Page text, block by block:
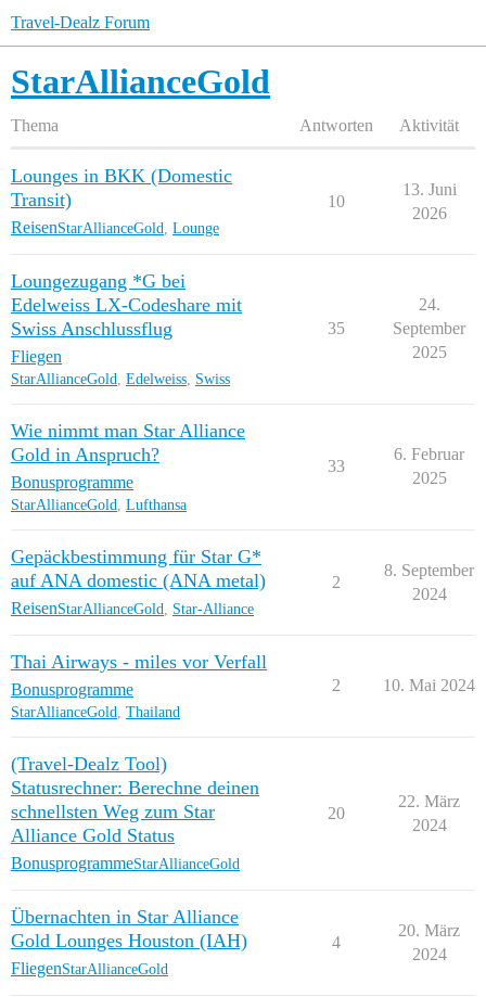
Travel-Dealz Forum
StarAllianceGold
Thema Antworten Aktivität
Lounges in BKK (Domestic
Transit)
ReisenStarAllianceGold Lounge
10
13. Juni
2026
Loungezugang *G bei
Edelweiss LX-Codeshare mit
Swiss Anschlussflug
Fliegen
StarAllianceGold, Edelweiss, Swiss
35
24.
September
2025
Wie nimmt man Star Alliance
Gold in Anspruch?
Bonusprogramme
StarAllianceGold, Lufthansa
33
6. Februar
2025
Gepäckbestimmung für Star G*
auf ANA domestic (ANA metal)
ReisenStarAllianceGold Star-Alliance
2
8. September
2024
Thai Airways - miles vor Verfall
Bonusprogramme
StarAllianceGold, Thailand
2 10. Mai 2024
(Travel-Dealz Tool)
Statusrechner: Berechne deinen
schnellsten Weg zum Star
Alliance Gold Status
BonusprogrammeStarAllianceGold
20
22. März
2024
Übernachten in Star Alliance
Gold Lounges Houston (IAH)
FliegenStarAllianceGold
4
20. März
2024